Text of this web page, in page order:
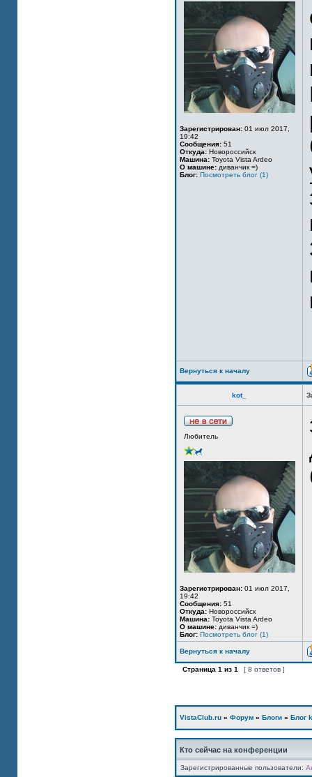
Зарегистрирован: 01 июл 2017,
19:42
Сообщения: 51
Откуда: Новороссийск
Машина: Toyota Vista Ardeo
О машине: диванчик =)
Блог: Посмотреть блог (1)
Вернуться к началу
kot_
Любитель
Зарегистрирован: 01 июл 2017,
19:42
Сообщения: 51
Откуда: Новороссийск
Машина: Toyota Vista Ardeo
О машине: диванчик =)
Блог: Посмотреть блог (1)
Вернуться к началу
Страница 1 из 1 [ 8 ответов ]
VistaClub.ru » Форум » Блоги » Блог
Кто сейчас на конференции
Зарегистрированные пользователи: